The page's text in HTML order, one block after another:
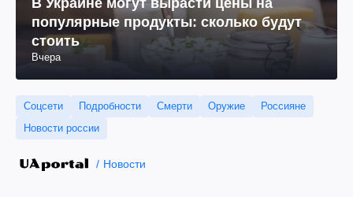
популярные продукты: сколько будут
стоить
Вчера
Соцсети Подробности Смерти Оружие
Россияне
Новости россии
Новости